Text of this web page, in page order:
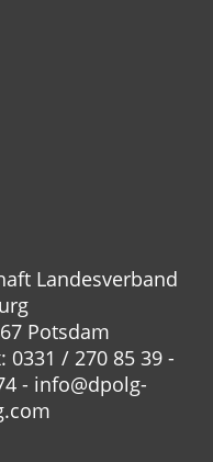
Landesverband
Potsdam
0331 / 270 85 39 -
- info@dpolg-